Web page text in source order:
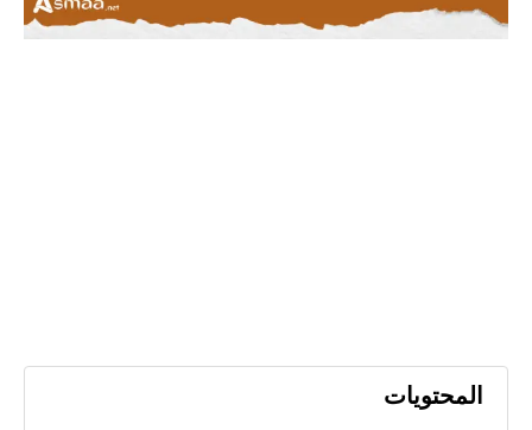
المحتويات